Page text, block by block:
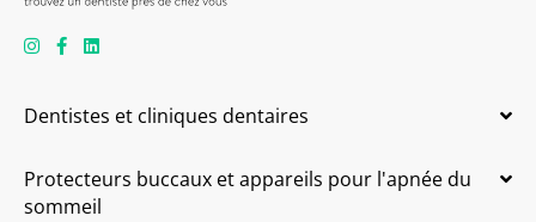
Dentistes et cliniques dentaires
Protecteurs buccaux et appareils pour l'apnée du
sommeil